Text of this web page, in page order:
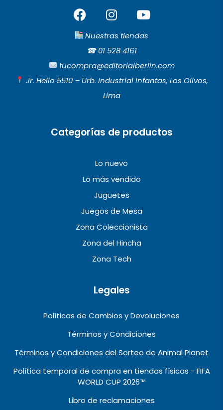
F
a
c
b
o
o
I
n
s
t
a
r
a
Y
o
u
u
b
e
Nuestras tiendas
☎︎01 528 4161
tucompra@editorialberlin.com
Jr. Helio 5510 – Urb. Industrial Infantas, Los Olivos,
Lima
Categorías de productos
Lo nuevo
Lo más vendido
Juguetes
Juegos de Mesa
Zona Coleccionista
Zona del Hincha
Zona Tech
Legales
Políticas de Cambios y Devoluciones
Términos y Condiciones
Términos y Condiciones del Sorteo de Animal Planet
Política temporal de compra en tiendas físicas - FIFA
WORLD CUP 2026™️
Libro de reclamaciones